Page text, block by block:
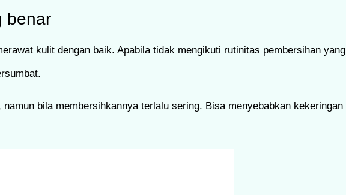
benar
kulit dengan baik. Apabila tidak mengikuti rutinitas pembersihan yang
bila membersihkannya terlalu sering. Bisa menyebabkan kekeringan